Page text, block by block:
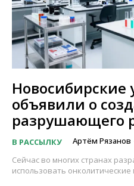
Новосибирские
объявили о
разрушающего
В РАССЫЛКУ Артём Рязанов
Сейчас во многих странах
использовать